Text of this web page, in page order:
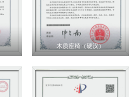
木质座椅（硬汉）